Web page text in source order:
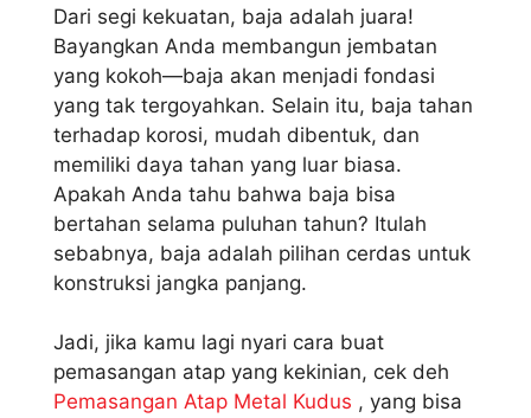
Dari segi kekuatan, baja adalah juara!
Bayangkan Anda membangun jembatan
yang kokoh—baja akan menjadi fondasi
yang tak tergoyahkan. Selain itu, baja tahan
terhadap korosi, mudah dibentuk, dan
memiliki daya tahan yang luar biasa.
Apakah Anda tahu bahwa baja bisa
bertahan selama puluhan tahun? Itulah
sebabnya, baja adalah pilihan cerdas untuk
konstruksi jangka panjang.
Jadi, jika kamu lagi nyari cara buat
pemasangan atap yang kekinian, cek deh
Pemasangan Atap Metal Kudus , yang bisa